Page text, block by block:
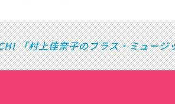
「村上佳奈子のブラス・ミュージ